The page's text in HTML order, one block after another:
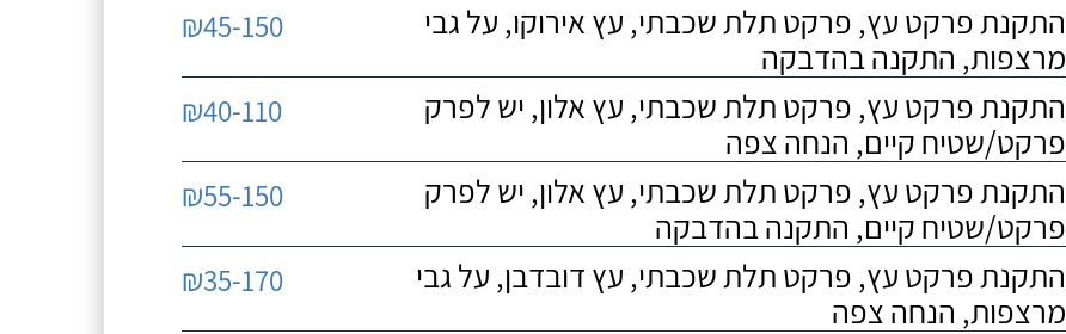
התקנת פרקט עץ, פרקט תלת שכבתי, עץ אירוקו, על גבי
מרצפות, התקנה בהדבקה
₪45-150
התקנת פרקט עץ, פרקט תלת שכבתי, עץ אלון, יש לפרק
פרקט/שטיח קיים, הנחה צפה
₪40-110
התקנת פרקט עץ, פרקט תלת שכבתי, עץ אלון, יש לפרק
פרקט/שטיח קיים, התקנה בהדבקה
₪55-150
התקנת פרקט עץ, פרקט תלת שכבתי, עץ דובדבן, על גבי
מרצפות, הנחה צפה
₪35-170